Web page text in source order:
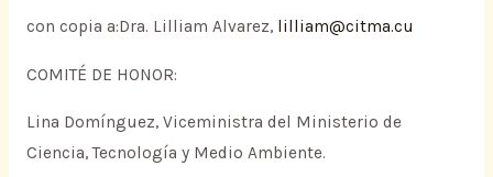
con copia a:Dra. Lilliam Alvarez, lilliam@citma.cu
COMITÉ DE HONOR:
Lina Domínguez, Viceministra del Ministerio de
Ciencia, Tecnología y Medio Ambiente.